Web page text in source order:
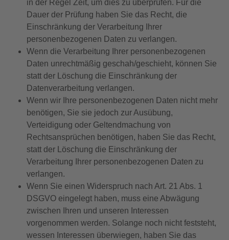
in der Regel Zeit, um dies zu überprüfen. Für die
Dauer der Prüfung haben Sie das Recht, die
Einschränkung der Verarbeitung Ihrer
personenbezogenen Daten zu verlangen.
Wenn die Verarbeitung Ihrer personenbezogenen
Daten unrechtmäßig geschah/geschieht, können Sie
statt der Löschung die Einschränkung der
Datenverarbeitung verlangen.
Wenn wir Ihre personenbezogenen Daten nicht mehr
benötigen, Sie sie jedoch zur Ausübung,
Verteidigung oder Geltendmachung von
Rechtsansprüchen benötigen, haben Sie das Recht,
statt der Löschung die Einschränkung der
Verarbeitung Ihrer personenbezogenen Daten zu
verlangen.
Wenn Sie einen Widerspruch nach Art. 21 Abs. 1
DSGVO eingelegt haben, muss eine Abwägung
zwischen Ihren und unseren Interessen
vorgenommen werden. Solange noch nicht feststeht,
wessen Interessen überwiegen, haben Sie das